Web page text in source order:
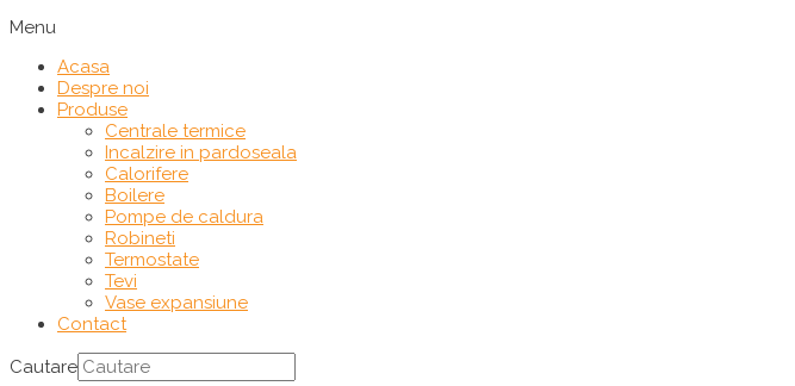
Menu
Acasa
Despre noi
Produse
Centrale termice
Incalzire in pardoseala
Calorifere
Boilere
Pompe de caldura
Robineti
Termostate
Tevi
Vase expansiune
Contact
Cautare